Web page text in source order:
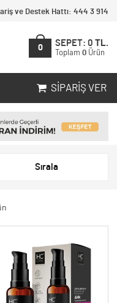
ve Destek Hattı: 444 3 914
0
SEPET: 0 TL.
Toplam 0 Ürün
SIPARIŞ VER
Sırala